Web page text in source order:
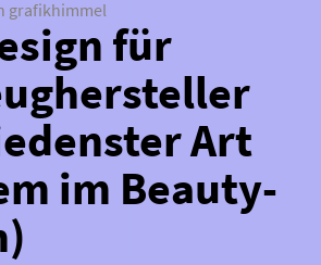
grafikhimmel
für
Art
im Beauty-